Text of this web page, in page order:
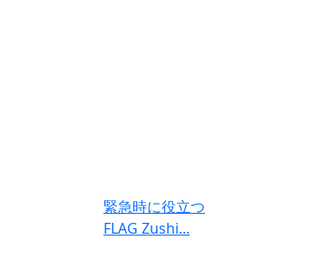
緊急時に役立つ
FLAG Zushi...